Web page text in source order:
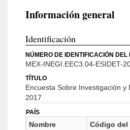
Información general
Identificación
NÚMERO DE IDENTIFICACIÓN DEL
MEX-INEGI.EEC3.04-ESIDET-
TÍTULO
Encuesta Sobre Investigación y
2017
PAÍS
Nombre
Código del